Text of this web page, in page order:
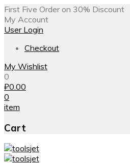
First Five Order on 30% Discount
My Account
User Login
Checkout
My Wishlist
0
₽0.00
0
item
Cart